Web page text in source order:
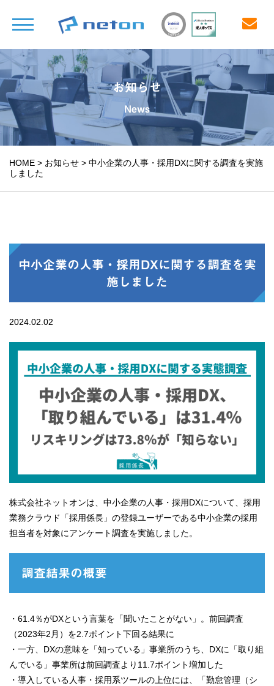
お知らせ
News
HOME > お知らせ > 中小企業の人事・採用DXに関する調査を実施
しました
中小企業の人事・採用DXに関する調査を実
施しました
2024.02.02
株式会社ネットオンは、中小企業の人事・採用DXについて、採用
業務クラウド「採用係長」の登録ユーザーである中小企業の採用
担当者を対象にアンケート調査を実施しました。
調査結果の概要
・61.4％がDXという言葉を「聞いたことがない」。前回調査
（2023年2月）を2.7ポイント下回る結果に
・一方、DXの意味を「知っている」事業所のうち、DXに「取り組
んでいる」事業所は前回調査より11.7ポイント増加した
・導入している人事・採用系ツールの上位には、「勤怠管理（シ